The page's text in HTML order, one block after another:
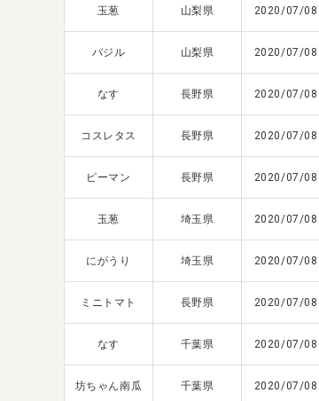
玉葱 山梨県 2020/07/08
バジル 山梨県 2020/07/08
なす 長野県 2020/07/08
コスレタス 長野県 2020/07/08
ピーマン 長野県 2020/07/08
玉葱 埼玉県 2020/07/08
にがうり 埼玉県 2020/07/08
ミニトマト 長野県 2020/07/08
なす 千葉県 2020/07/08
坊ちゃん南瓜 千葉県 2020/07/08